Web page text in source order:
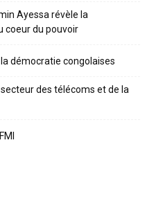
Ayessa révèle la
coeur du pouvoir
démocratie congolaises
des télécoms et de la